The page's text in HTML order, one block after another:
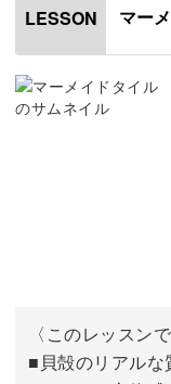
ためのHIDEKAZU
ん。
貝殻にタイルの柄
んのりボヘミアン
ザインに仕上げる
仕上げにしても
LESSON マー
〈このレッスン
■貝殻のリアル